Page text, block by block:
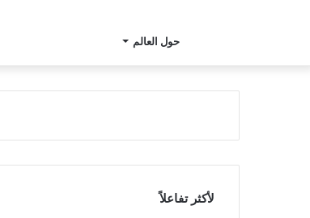
حول العالم
لأكثر تفاعلاً